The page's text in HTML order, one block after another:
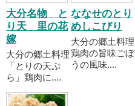
大分名物 と
り天 里の花
嫁
大分の郷土料理
「とりの天ぷ
ら」鶏肉に....
ななせのとり
めしこびり
大分の郷土料理
鶏肉の旨味ごぼ
うの風味....